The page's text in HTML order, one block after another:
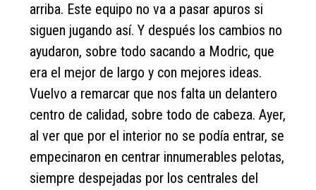
arriba. Este equipo no va a pasar apuros si
siguen jugando así. Y después los cambios no
ayudaron, sobre todo sacando a Modric, que
era el mejor de largo y con mejores ideas.
Vuelvo a remarcar que nos falta un delantero
centro de calidad, sobre todo de cabeza. Ayer,
al ver que por el interior no se podía entrar, se
empecinaron en centrar innumerables pelotas,
siempre despejadas por los centrales del